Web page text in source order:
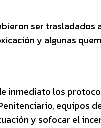
ser trasladados
y algunas
inmediato los
equipos
y sofocar el